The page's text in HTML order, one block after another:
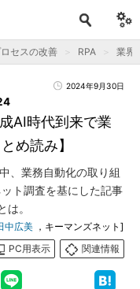
セスの改善 RPA 業界
2024年9月30日
AI時代到来で業
め読み】
、業務自動化の取り組
ト調査を基にした記事
。
中広美 ，キーマンズネット]
PC用表示
関連情報